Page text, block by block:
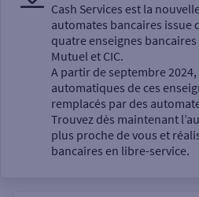
Sélectionnez votre
Un service
Cash Services est la
automates bancaires issue
quatre enseignes bancaires
Mutuel et CIC.
A partir de septembre
automatiques de ces
remplacés par des
Trouvez dès maintenant
plus proche de vous et
bancaires en libre-service.